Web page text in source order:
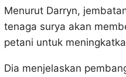
Menurut Darryn,
tenaga surya akan
petani untuk
Dia menjelaskan